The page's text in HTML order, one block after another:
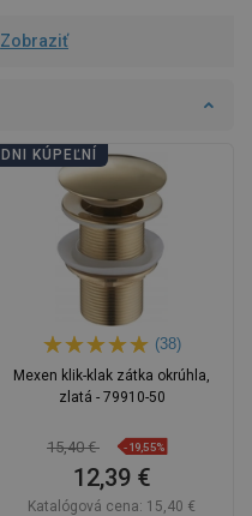
Zobraziť
DNI KÚPEĽNÍ
(38)
Mexen klik-klak zátka okrúhla,
zlatá - 79910-50
15,40 € -19,55%
12,39 €
Katalógová cena: 15,40 €